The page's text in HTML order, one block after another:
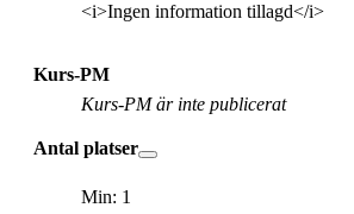
<i>Ingen information tillagd</i>
Kurs-PM
Kurs-PM är inte publicerat
Antal platser
Min: 1